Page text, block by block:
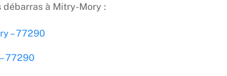
débarras à Mitry-Mory :
– 77290
77290